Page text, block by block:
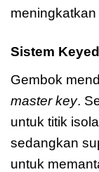
Sistem
Gembok
master key.
untuk titik
sedangkan
untuk